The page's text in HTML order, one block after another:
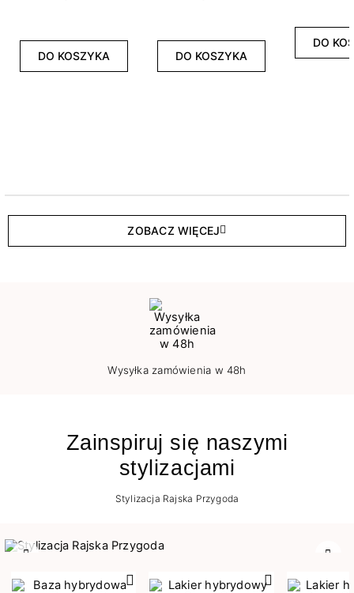
DO KOSZYKA DO KOSZYKA
DO
ZOBACZ WIĘCEJ
Wysyłka zamówienia w 48h
Zainspiruj się naszymi
stylizacjami
Stylizacja Rajska Przygoda